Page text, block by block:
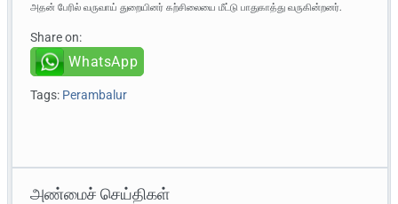
அதன் பேரில் வருவாய் துறையினர் கற்சிலையை மீட்டு பாதுகாத்து வருகின்றனர்.
Share on:
WhatsApp
Tags: Perambalur
அண்மைச் செய்திகள்